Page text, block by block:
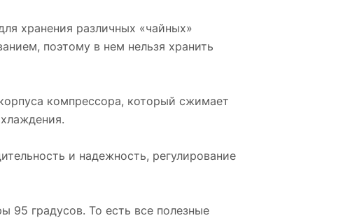
хранения различных «чайных»
поэтому в нем нельзя хранить
компрессора, который сжимает
и надежность, регулирование
95 градусов. То есть все полезные